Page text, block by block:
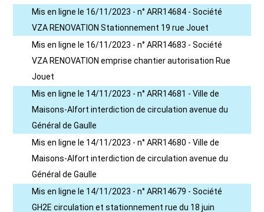
Mis en ligne le 16/11/2023 - n° ARR14684 - Société
VZA RENOVATION Stationnement 19 rue Jouet
Mis en ligne le 16/11/2023 - n° ARR14683 - Société
VZA RENOVATION emprise chantier autorisation Rue
Jouet
Mis en ligne le 14/11/2023 - n° ARR14681 - Ville de
Maisons-Alfort interdiction de circulation avenue du
Général de Gaulle
Mis en ligne le 14/11/2023 - n° ARR14680 - Ville de
Maisons-Alfort interdiction de circulation avenue du
Général de Gaulle
Mis en ligne le 14/11/2023 - n° ARR14679 - Société
GH2E circulation et stationnement rue du 18 juin